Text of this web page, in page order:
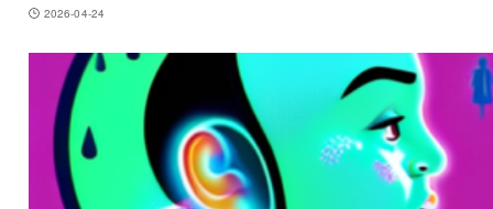
2026-04-24